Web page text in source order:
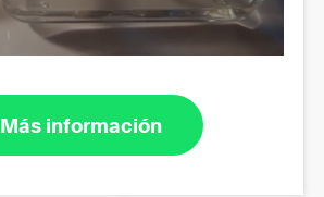
Más información